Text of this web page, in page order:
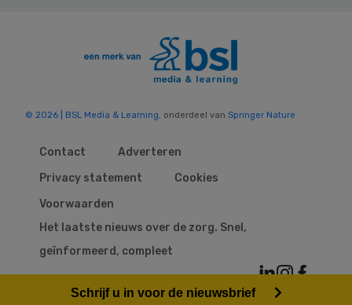
© 2026 | BSL Media & Learning, onderdeel van Springer Nature
Contact
Adverteren
Privacy statement
Cookies
Voorwaarden
Het laatste nieuws over de zorg. Snel,
geïnformeerd, compleet
Schrijf u in voor de nieuwsbrief